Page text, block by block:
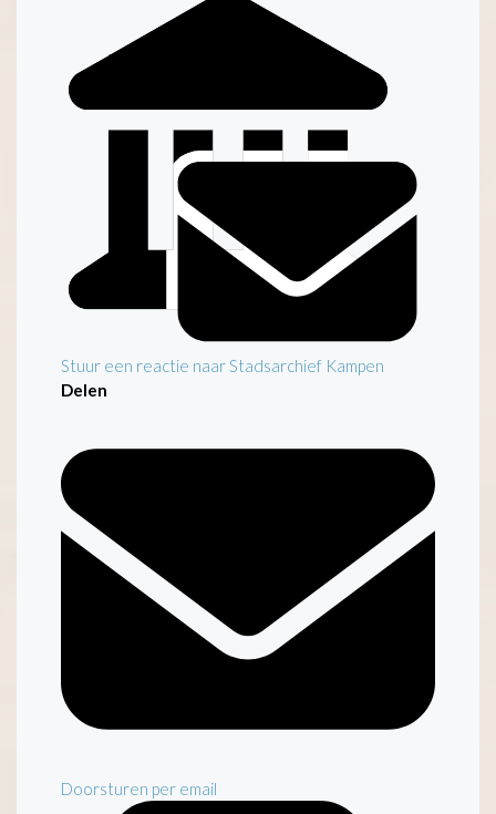
Stuur een reactie naar Stadsarchief Kampen
Delen
Doorsturen per email